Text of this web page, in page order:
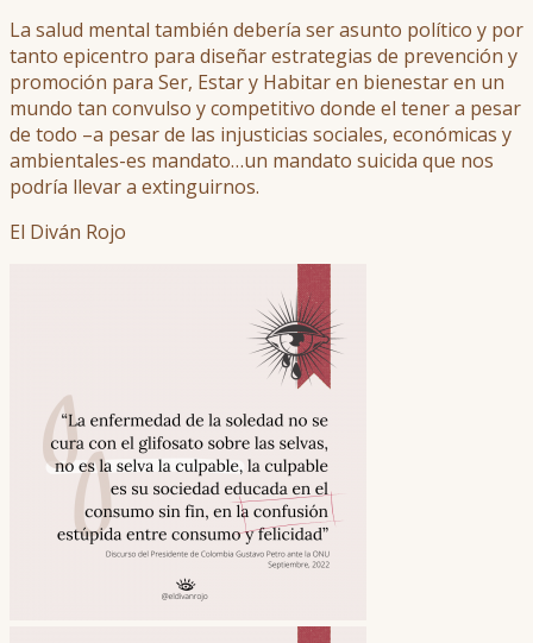
La salud mental también debería ser asunto político y por
tanto epicentro para diseñar estrategias de prevención y
promoción para Ser, Estar y Habitar en bienestar en un
mundo tan convulso y competitivo donde el tener a pesar
de todo –a pesar de las injusticias sociales, económicas y
ambientales-es mandato…un mandato suicida que nos
podría llevar a extinguirnos.
El Diván Rojo